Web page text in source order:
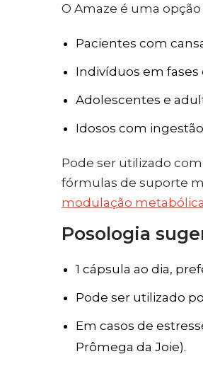
O Amaze é uma
Pacientes com
Indivíduos em
Adolescentes e
Idosos com
Pode ser utilizado
fórmulas de suporte
modulação
Posologia
1 cápsula ao dia,
Pode ser utilizado
Em casos de
Prômega da Joie).